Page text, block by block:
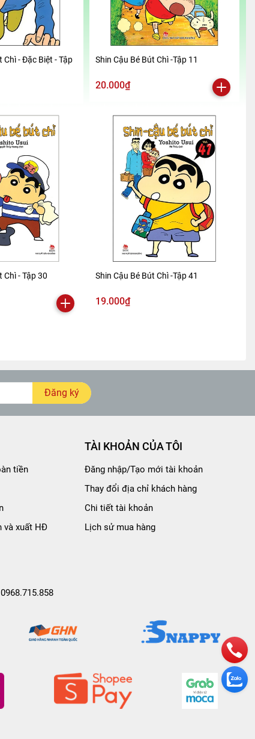
Chì - Đặc Biệt - Tập
Shin Cậu Bé Bút Chì -Tập 11
20.000₫
Chì - Tập 30 Shin Cậu Bé Bút Chì -Tập 41
19.000₫
Đăng ký
tiền
và xuất HĐ
TÀI KHOẢN CỦA TÔI
Đăng nhập/Tạo mới tài khoản
Thay đổi địa chỉ khách hàng
Chi tiết tài khoản
Lịch sử mua hàng
0968.715.858